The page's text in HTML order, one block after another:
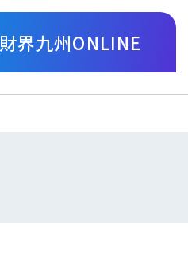
財界九州ONLINE